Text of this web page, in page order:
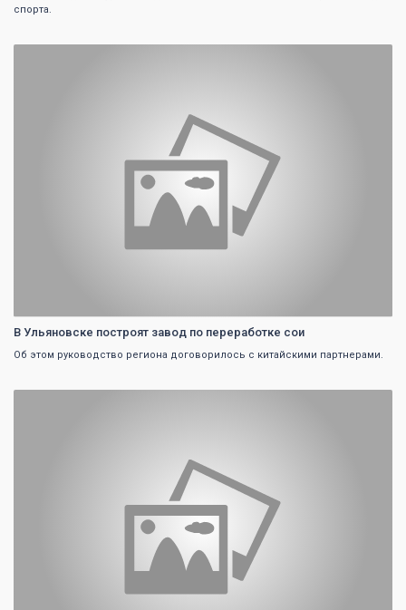
спорта.
В Ульяновске построят завод по переработке сои
Об этом руководство региона договорилось с китайскими партнерами.